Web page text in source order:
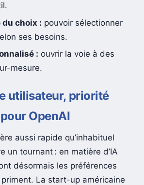
du choix : pouvoir sélectionner
ses besoins.
: ouvrir la voie à des
mesure.
utilisateur, priorité
OpenAI
aussi rapide qu’inhabituel
un tournant : en matière d’IA
désormais les préférences
La start-up américaine